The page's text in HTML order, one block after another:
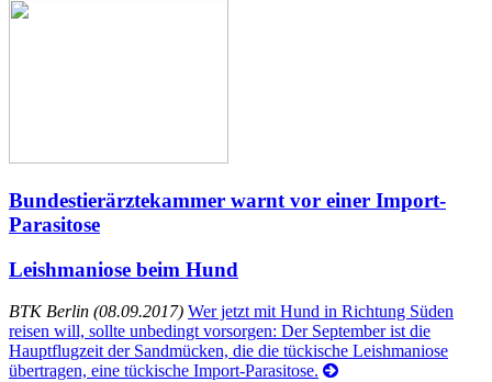
Bundestierärztekammer warnt vor einer Import-
Parasitose
Leishmaniose beim Hund
BTK Berlin (08.09.2017) Wer jetzt mit Hund in Richtung Süden
reisen will, sollte unbedingt vorsorgen: Der September ist die
Hauptflugzeit der Sandmücken, die die tückische Leishmaniose
übertragen, eine tückische Import-Parasitose.